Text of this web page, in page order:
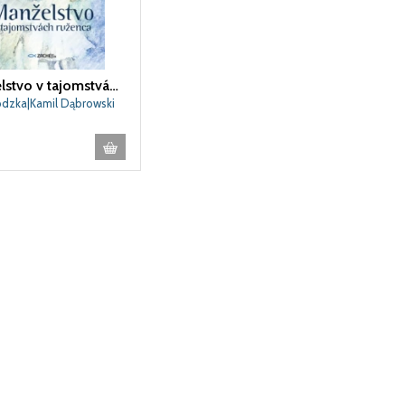
Manželstvo v tajomstvách ruženca
Dąbrowski